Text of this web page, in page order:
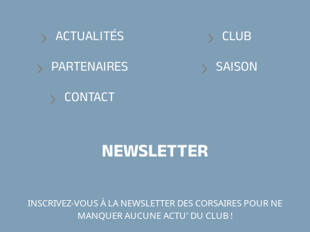
ACTUALITÉS
CLUB
PARTENAIRES
SAISON
CONTACT
NEWSLETTER
INSCRIVEZ-VOUS À LA NEWSLETTER DES CORSAIRES POUR NE
MANQUER AUCUNE ACTU' DU CLUB !